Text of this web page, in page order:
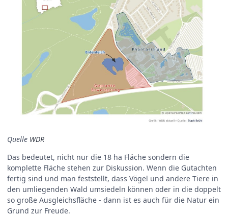
Quelle WDR
Das bedeutet, nicht nur die 18 ha Fläche sondern die
komplette Fläche stehen zur Diskussion. Wenn die Gutachten
fertig sind und man feststellt, dass Vögel und andere Tiere in
den umliegenden Wald umsiedeln können oder in die doppelt
so große Ausgleichsfläche - dann ist es auch für die Natur ein
Grund zur Freude.